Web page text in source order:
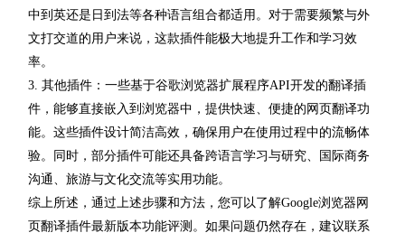
中到英还是日到法等各种语言组合都适用。对于需要频繁与外
文打交道的用户来说，这款插件能极大地提升工作和学习效
率。
3. 其他插件：一些基于谷歌浏览器扩展程序API开发的翻译插
件，能够直接嵌入到浏览器中，提供快速、便捷的网页翻译功
能。这些插件设计简洁高效，确保用户在使用过程中的流畅体
验。同时，部分插件可能还具备跨语言学习与研究、国际商务
沟通、旅游与文化交流等实用功能。
综上所述，通过上述步骤和方法，您可以了解Google浏览器网
页翻译插件最新版本功能评测。如果问题仍然存在，建议联系